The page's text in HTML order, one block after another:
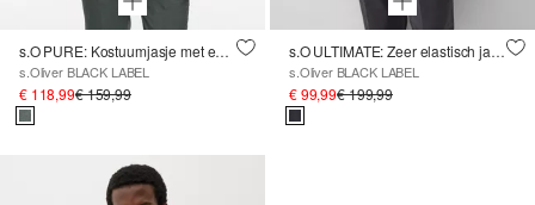
s.O PURE: Kostuumjasje met een fijn geweven structuur
s.Oliver BLACK LABEL
€ 118,99€ 159,99
s.O ULTIMATE: Zeer elastisch jack van wolmix
s.Oliver BLACK LABEL
€ 99,99€ 199,99